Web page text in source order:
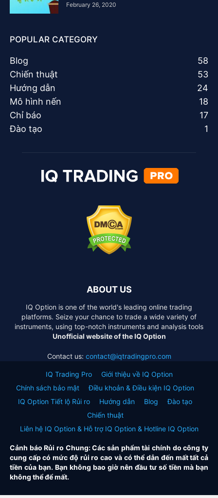
February 26, 2020
POPULAR CATEGORY
Blog
58
Chiến thuật
53
Hướng dẫn
24
Mô hình nến
18
Chỉ báo
17
Đào tạo
1
ABOUT US
IQ Option is one of the world's leading online trading
platforms. Seize your chance to trade a wide variety of
instruments, using top-notch instruments and analysis tools
Unofficial website of the IQ Option
Contact us: contact@iqtradingpro.com
IQ Trading Pro
Giới thiệu về IQ Option
Chính sách bảo mật
Điều khoản & Điều kiện IQ Option
IQ Option Tiết lộ Rủi ro
Hướng dẫn Blog
Đào tạo
Chiến thuật
Liên hệ IQ Option & Hỗ trợ IQ Option & Hotline IQ Option
Cảnh báo Rủi ro Chung: Các sản phẩm tài chính do công ty
cung cấp có mức độ rủi ro cao và có thể dẫn đến mất tất cả
tiền của bạn. Bạn không bao giờ nên đầu tư số tiền mà bạn
không thể để mất.